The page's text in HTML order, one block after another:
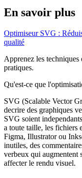
En savoir plus
Optimiseur SVG :
qualité
Apprenez les
pratiques.
Qu'est-ce que
SVG (Scalable Vector
decrire des graphiques
SVG soient
a toute taille, les fichiers
Figma, Illustrator ou
inutiles, des
verbeux qui augmentent
affecter le rendu visuel.